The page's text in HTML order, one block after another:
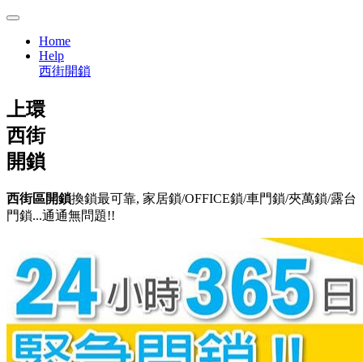
Home
Help
西街開鎖
上環
西街
開鎖
西街區開鎖換鎖最可靠, 家居鎖/OFFICE鎖/車門鎖/夾萬鎖/露台
門鎖...通通無問題!!